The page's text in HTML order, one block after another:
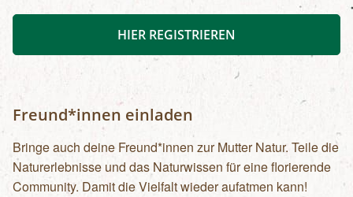
HIER REGISTRIEREN
Freund*innen einladen
Bringe auch deine Freund*innen zur Mutter Natur. Teile die
Naturerlebnisse und das Naturwissen für eine florierende
Community. Damit die Vielfalt wieder aufatmen kann!